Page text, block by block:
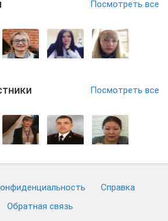
Посмотреть все
Посмотреть все
Cправка
Обратная связь